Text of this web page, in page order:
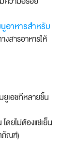
นูอาหารสำหรับ
สารอาหารให้
เอชทีหลายชั้น
ดยไม่ต้องแช่เย็น
ภัณฑ์)